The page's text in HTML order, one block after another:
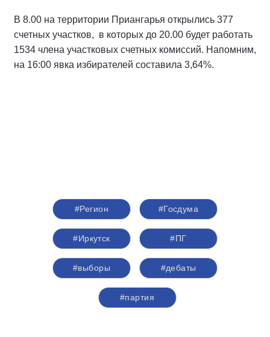
В 8.00 на территории Приангарья открылись 377
счетных участков, в которых до 20.00 будет работать
1534 члена участковых счетных комиссий. Напомним,
на 16:00 явка избирателей составила 3,64%.
#Регион #Госдума
#Иркутск #ПГ
#выборы #дебаты
#партия